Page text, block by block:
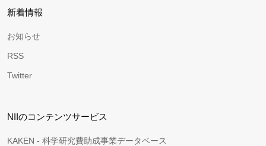
新着情報
お知らせ
RSS
Twitter
NIIのコンテンツサービス
KAKEN - 科学研究費助成事業データベース